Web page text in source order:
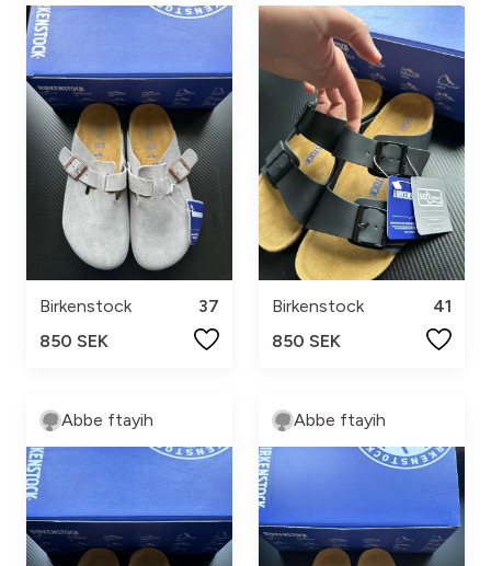
Birkenstock
37
850 SEK
Birkenstock
41
850 SEK
Abbe ftayih Abbe ftayih